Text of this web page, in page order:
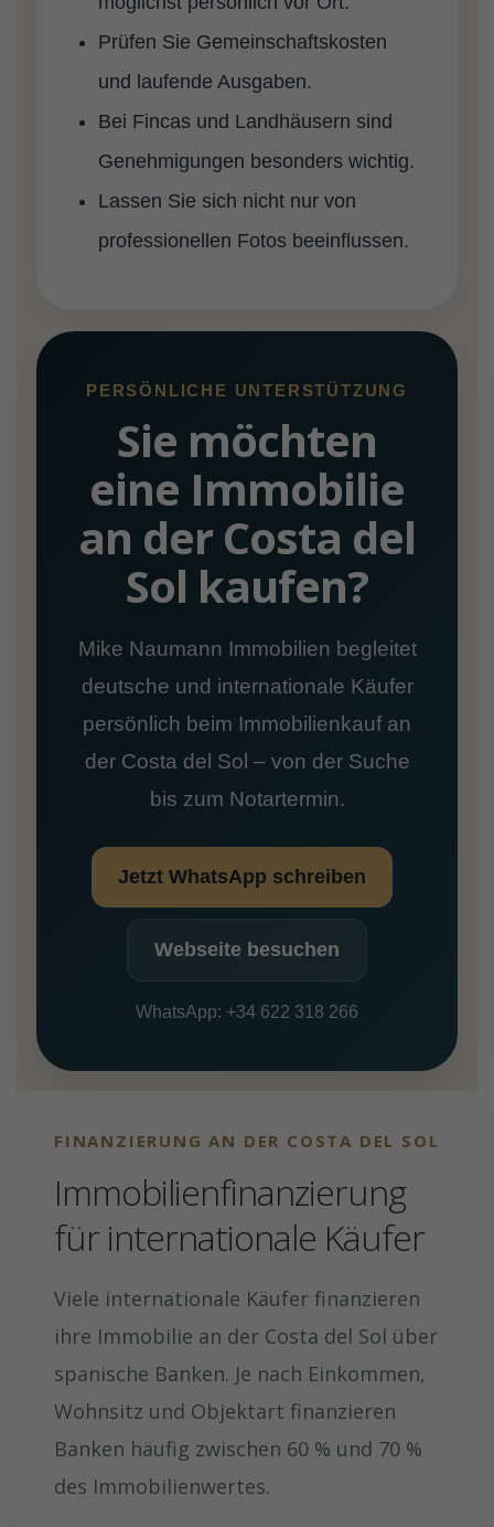
Prüfen Sie Gemeinschaftskosten
und laufende Ausgaben.
Bei Fincas und Landhäusern sind
Genehmigungen besonders wichtig.
Lassen Sie sich nicht nur von
professionellen Fotos beeinflussen.
PERSÖNLICHE UNTERSTÜTZUNG
Sie möchten
eine Immobilie
an der Costa del
Sol kaufen?
Mike Naumann Immobilien begleitet
deutsche und internationale Käufer
persönlich beim Immobilienkauf an
der Costa del Sol – von der Suche
bis zum Notartermin.
Jetzt WhatsApp schreiben
Webseite besuchen
WhatsApp: +34 622 318 266
FINANZIERUNG AN DER COSTA DEL SOL
Immobilienfinanzierung
für internationale Käufer
Viele internationale Käufer finanzieren
ihre Immobilie an der Costa del Sol über
spanische Banken. Je nach Einkommen,
Wohnsitz und Objektart finanzieren
Banken häufig zwischen 60 % und 70 %
des Immobilienwertes.